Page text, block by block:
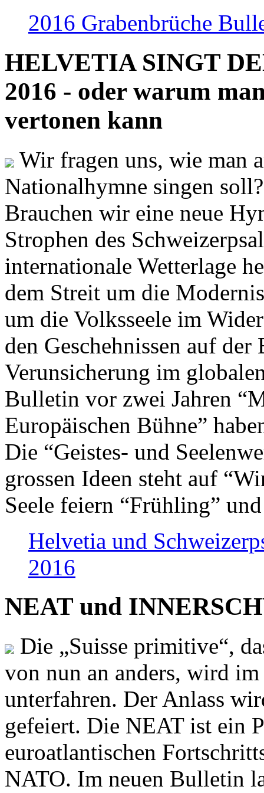
2016 Grabenbrüche
HELVETIA SINGT
2016 - oder warum
vertonen kann
Wir fragen uns, wie man
Nationalhymne singen
Brauchen wir eine neue
Strophen des
internationale Wetterlage
dem Streit um die
um die Volksseele im
den Geschehnissen auf
Verunsicherung im
Bulletin vor zwei Jahren
Europäischen Bühne”
Die “Geistes- und
grossen Ideen steht auf
Seele feiern “Frühling”
Helvetia und
2016
NEAT und
Die „Suisse primitive“,
von nun an anders, wird
unterfahren. Der Anlass
gefeiert. Die NEAT ist ein
euroatlantischen
NATO. Im neuen Bulletin